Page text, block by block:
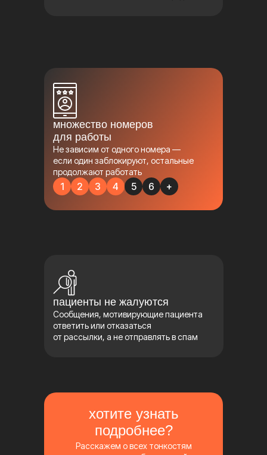
пациенты не жалуются
Сообщения, мотивирующие пациента
ответить или отказаться
от рассылки, а не отправлять в спам
множество номеров
для работы
Не зависим от одного номера —
если один заблокируют, остальные
продолжают работать
1 2 3 4 5 6 +
хотите узнать
подробнее?
Расскажем о всех тонкостям